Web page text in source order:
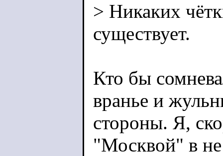
> Никаких
существует.
Кто бы
вранье и
стороны. Я,
"Москвой" в